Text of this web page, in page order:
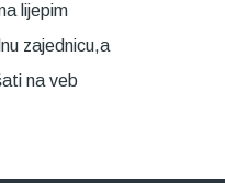
lijepim
zajednicu,a
na veb